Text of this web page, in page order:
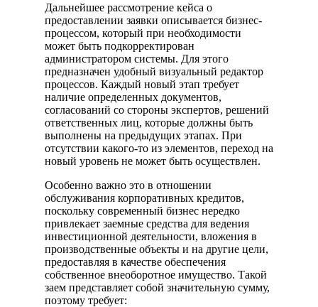
Дальнейшее рассмотрение кейса о
предоставлении заявки описывается бизнес-
процессом, который при необходимости
может быть подкорректирован
администратором системы. Для этого
предназначен удобный визуальный редактор
процессов. Каждый новый этап требует
наличие определенных документов,
согласований со стороны экспертов, решений
ответственных лиц, которые должны быть
выполнены на предыдущих этапах. При
отсутствии какого-то из элементов, переход на
новый уровень не может быть осуществлен.
Особенно важно это в отношении
обслуживания корпоративных кредитов,
поскольку современный бизнес нередко
привлекает заемные средства для ведения
инвестиционной деятельности, вложения в
производственные объекты и на другие цели,
предоставляя в качестве обеспечения
собственное внеоборотное имущество. Такой
заем представляет собой значительную сумму,
поэтому требует: